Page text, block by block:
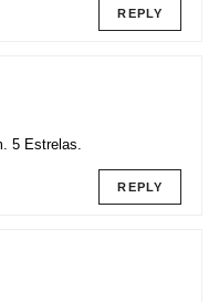
REPLY
5 Estrelas.
REPLY